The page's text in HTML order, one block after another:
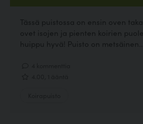
Tässä puistossa on ensin oven
ovet isojen ja pienten koirien
huippu hyvä! Puisto on metsäinen....